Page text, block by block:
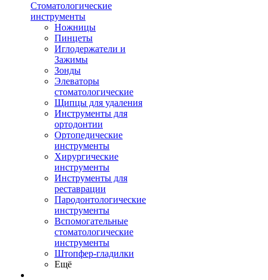
Стоматологические
инструменты
Ножницы
Пинцеты
Иглодержатели и
Зажимы
Зонды
Элеваторы
стоматологические
Щипцы для удаления
Инструменты для
ортодонтии
Ортопедические
инструменты
Хирургические
инструменты
Инструменты для
реставрации
Пародонтологические
инструменты
Вспомогательные
стоматологические
инструменты
Штопфер-гладилки
Ещё